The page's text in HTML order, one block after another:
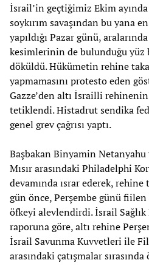
İsrail’in geçtiğimiz Ekim ayında
soykırım savaşından bu yana
yapıldığı Pazar günü,
kesimlerinin de bulunduğu yüz
döküldü. Hükümetin rehine
yapmamasını protesto eden
Gazze’den altı İsrailli
tetiklendi. Histadrut sendika
genel grev çağrısı yaptı.
Başbakan Binyamin
Mısır arasındaki Philadelphi
devamında ısrar ederek, rehine
gün önce, Perşembe günü
öfkeyi alevlendirdi. İsrail Sağlık
raporuna göre, altı rehine
İsrail Savunma Kuvvetleri ile
arasındaki çatışmalar